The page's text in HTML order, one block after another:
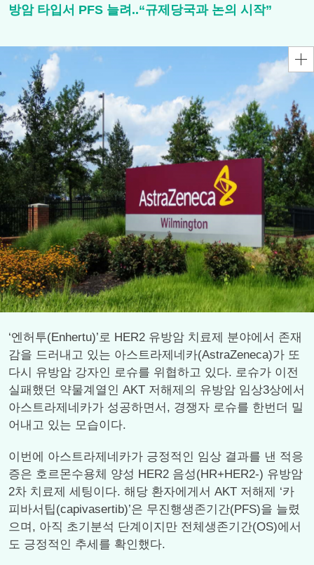
방암 타입서 PFS 늘려..“규제당국과 논의 시작”
‘엔허투(Enhertu)’로 HER2 유방암 치료제 분야에서 존재
감을 드러내고 있는 아스트라제네카(AstraZeneca)가 또
다시 유방암 강자인 로슈를 위협하고 있다. 로슈가 이전
실패했던 약물계열인 AKT 저해제의 유방암 임상3상에서
아스트라제네카가 성공하면서, 경쟁자 로슈를 한번더 밀
어내고 있는 모습이다.
이번에 아스트라제네카가 긍정적인 임상 결과를 낸 적응
증은 호르몬수용체 양성 HER2 음성(HR+HER2-) 유방암
2차 치료제 세팅이다. 해당 환자에게서 AKT 저해제 ‘카
피바서팁(capivasertib)’은 무진행생존기간(PFS)을 늘렸
으며, 아직 초기분석 단계이지만 전체생존기간(OS)에서
도 긍정적인 추세를 확인했다.